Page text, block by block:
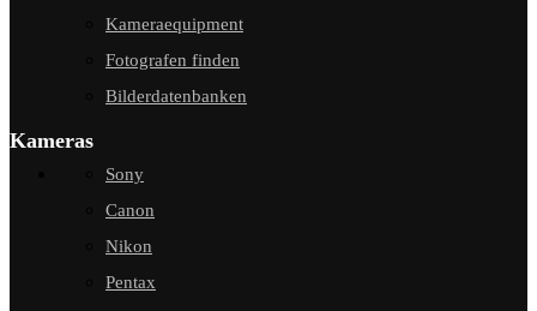
Kameraequipment
Fotografen finden
Bilderdatenbanken
Kameras
Sony
Canon
Nikon
Pentax